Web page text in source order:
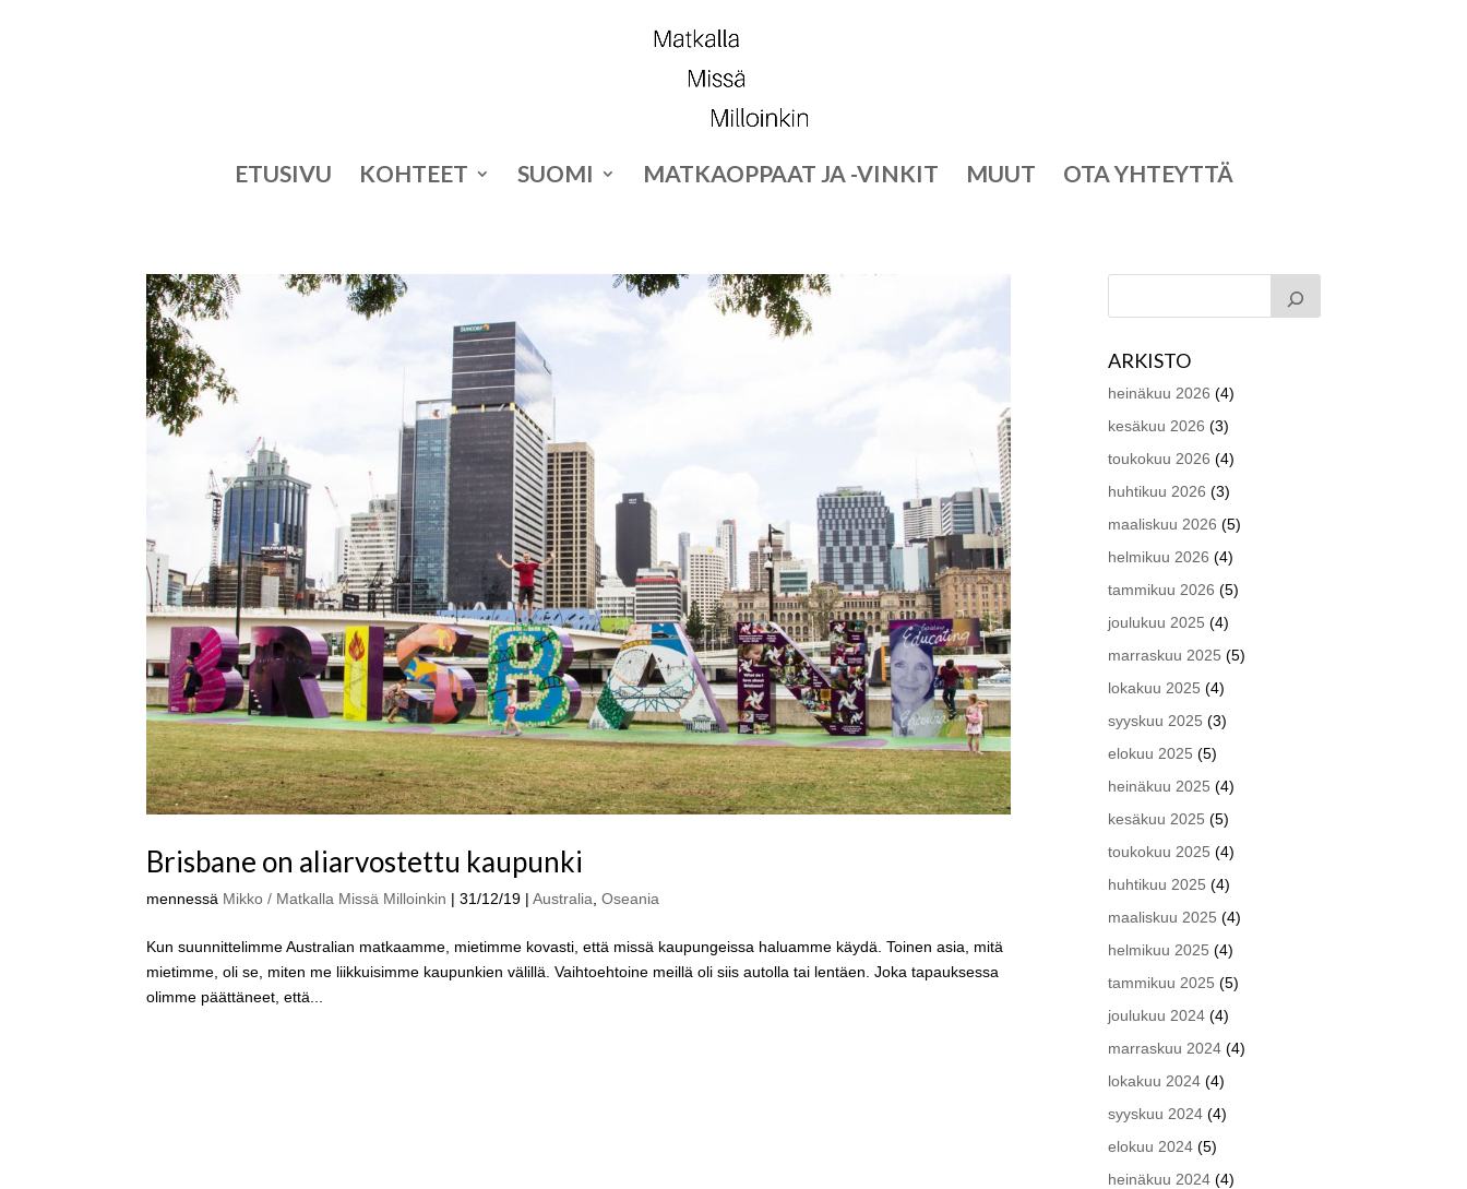
ETUSIVU KOHTEET SUOMI MATKAOPPAAT JA -VINKIT MUUT OTA YHTEYTTÄ
Brisbane on aliarvostettu kaupunki
mennessä Mikko / Matkalla Missä Milloinkin |31/12/19 |Australia ,Oseania
Kun suunnittelimme Australian matkaamme, mietimme kovasti, että missä kaupungeissa haluamme käydä. Toinen asia, mitä
mietimme, oli se, miten me liikkuisimme kaupunkien välillä. Vaihtoehtoine meillä oli siis autolla tai lentäen. Joka tapauksessa
olimme päättäneet, että...
ARKISTO
heinäkuu 2026 (4)
kesäkuu 2026 (3)
toukokuu 2026 (4)
huhtikuu 2026 (3)
maaliskuu 2026 (5)
helmikuu 2026 (4)
tammikuu 2026 (5)
joulukuu 2025 (4)
marraskuu 2025 (5)
lokakuu 2025 (4)
syyskuu 2025 (3)
elokuu 2025 (5)
heinäkuu 2025 (4)
kesäkuu 2025 (5)
toukokuu 2025 (4)
huhtikuu 2025 (4)
maaliskuu 2025 (4)
helmikuu 2025 (4)
tammikuu 2025 (5)
joulukuu 2024 (4)
marraskuu 2024 (4)
lokakuu 2024 (4)
syyskuu 2024 (4)
elokuu 2024 (5)
heinäkuu 2024 (4)